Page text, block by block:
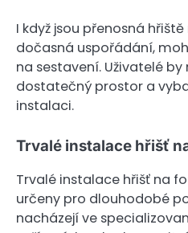
I když jsou přenosná
dočasná uspořádání,
na sestavení. Uživatelé
dostatečný prostor a
instalaci.
Trvalé instalace hřišť
Trvalé instalace hřišť na
určeny pro dlouhodobé
nacházejí ve